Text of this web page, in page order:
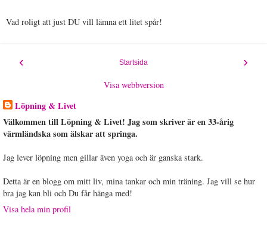
Vad roligt att just DU vill lämna ett litet spår!
‹ ›
Startsida
Visa webbversion
Löpning & Livet
Välkommen till Löpning & Livet! Jag som skriver är en 33-årig
värmländska som älskar att springa.
Jag lever löpning men gillar även yoga och är ganska stark.
Detta är en blogg om mitt liv, mina tankar och min träning. Jag vill se hur
bra jag kan bli och Du får hänga med!
Visa hela min profil